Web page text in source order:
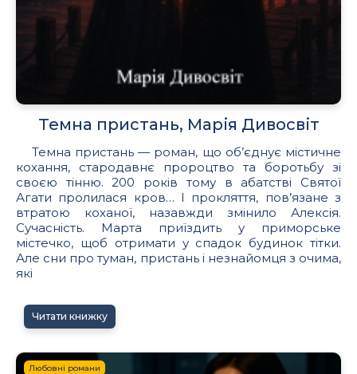
Темна пристань, Марія Дивосвіт
Темна пристань — роман, що об’єднує містичне
кохання, стародавнє пророцтво та боротьбу зі
своєю тінню. 200 років тому в абатстві Святої
Агати пролилася кров… І прокляття, пов’язане з
втратою коханої, назавжди змінило Алексія.
Сучасність. Марта приїздить у приморське
містечко, щоб отримати у спадок будинок тітки.
Але сни про туман, пристань і незнайомця з очима,
які
Читати книжку
Любовні романи